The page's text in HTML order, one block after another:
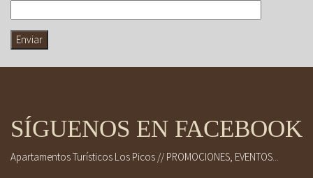
SÍGUENOS EN FACEBOOK
Apartamentos Turísticos Los Picos // PROMOCIONES, EVENTOS...